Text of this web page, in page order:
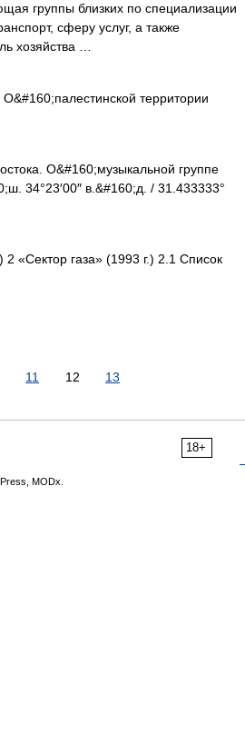
группы близких по специализации
сферу услуг, а также
хозяйства …
территории
О&#160;музыкальной группе
34°23′00″ в.&#160;д. / 31.433333°
«Сектор газа» (1993 г.) 2.1 Список
11 12 13
18+
MODx.